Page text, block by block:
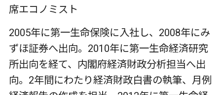
席エコノミスト
2005年に第一生命保険に入社し、2008年にみ
ずほ証券へ出向。2010年に第一生命経済研究
所出向を経て、内閣府経済財政分析担当へ出
向。2年間にわたり経済財政白書の執筆、月例